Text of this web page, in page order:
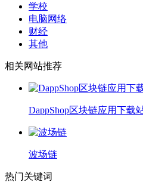
学校
电脑网络
财经
其他
相关网站推荐
DappShop区块链应用下载
波场链
热门关键词